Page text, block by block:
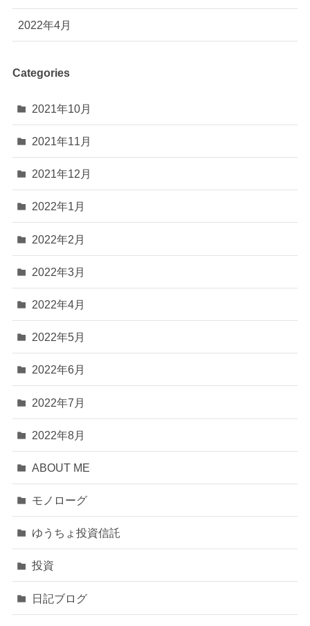
2022年4月
Categories
2021年10月
2021年11月
2021年12月
2022年1月
2022年2月
2022年3月
2022年4月
2022年5月
2022年6月
2022年7月
2022年8月
ABOUT ME
モノローグ
ゆうちょ投資信託
投資
日記ブログ